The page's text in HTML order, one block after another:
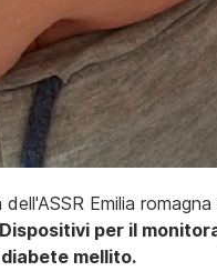
Emilia
Dispositivi per il
mellito.